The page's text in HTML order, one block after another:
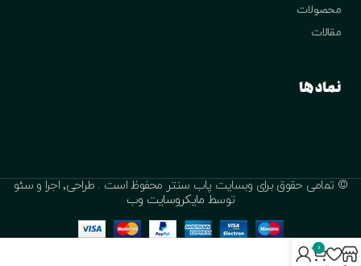
محصولات
مقالات
نماد ها
© تمامی حقوق برای وبسایت پاب سنتر محفوظ است . طراحی٬ اجرا و سئو
توسط مایکروسایت وب
0